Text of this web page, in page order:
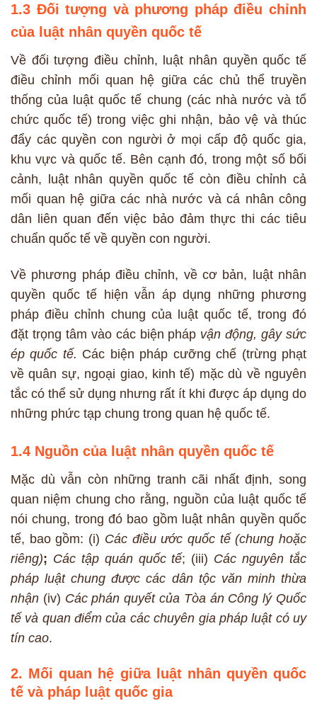
1.3 Đối tượng và phương pháp điều chỉnh
của luật nhân quyền quốc tế
Về đối tượng điều chỉnh, luật nhân quyền quốc tế
điều chỉnh mối quan hệ giữa các chủ thể truyền
thống của luật quốc tế chung (các nhà nước và tổ
chức quốc tế) trong việc ghi nhận, bảo vệ và thúc
đẩy các quyền con người ở mọi cấp độ quốc gia,
khu vực và quốc tế. Bên cạnh đó, trong một số bối
cảnh, luật nhân quyền quốc tế còn điều chỉnh cả
mối quan hệ giữa các nhà nước và cá nhân công
dân liên quan đến việc bảo đảm thực thi các tiêu
chuẩn quốc tế về quyền con người.
Về phương pháp điều chỉnh, về cơ bản, luật nhân
quyền quốc tế hiện vẫn áp dụng những phương
pháp điều chỉnh chung của luật quốc tế, trong đó
đặt trọng tâm vào các biện pháp vận động, gây sức
ép quốc tế. Các biện pháp cưỡng chế (trừng phạt
về quân sự, ngoại giao, kinh tế) mặc dù về nguyên
tắc có thể sử dụng nhưng rất ít khi được áp dụng do
những phức tạp chung trong quan hệ quốc tế.
1.4 Nguồn của luật nhân quyền quốc tế
Mặc dù vẫn còn những tranh cãi nhất định, song
quan niệm chung cho rằng, nguồn của luật quốc tế
nói chung, trong đó bao gồm luật nhân quyền quốc
tế, bao gồm: (i) Các điều ước quốc tế (chung hoặc
riêng); Các tập quán quốc tế; (iii) Các nguyên tắc
pháp luật chung được các dân tộc văn minh thừa
nhận (iv) Các phán quyết của Tòa án Công lý Quốc
tế và quan điểm của các chuyên gia pháp luật có uy
tín cao.
2. Mối quan hệ giữa luật nhân quyền quốc
tế và pháp luật quốc gia